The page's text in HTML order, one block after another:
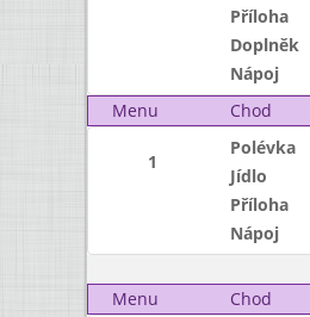
Příloha
Doplněk
Nápoj
Menu
Chod
1
Polévka
Jídlo
Příloha
Nápoj
Menu
Chod